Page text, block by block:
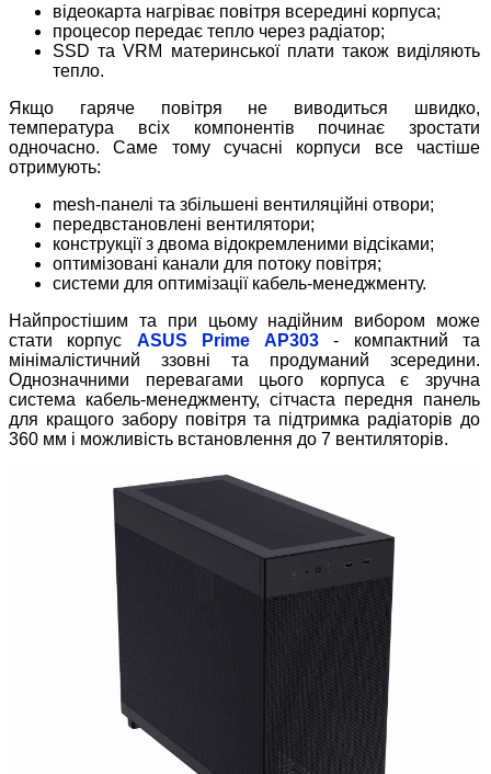
відеокарта нагріває повітря всередині корпуса;
процесор передає тепло через радіатор;
SSD та VRM материнської плати також виділяють
тепло.
Якщо гаряче повітря не виводиться швидко,
температура всіх компонентів починає зростати
одночасно. Саме тому сучасні корпуси все частіше
отримують:
mesh-панелі та збільшені вентиляційні отвори;
передвстановлені вентилятори;
конструкції з двома відокремленими відсіками;
оптимізовані канали для потоку повітря;
системи для оптимізації кабель-менеджменту.
Найпростішим та при цьому надійним вибором може
стати корпус ASUS Prime AP303- компактний та
мінімалістичний ззовні та продуманий зсередини.
Однозначними перевагами цього корпуса є зручна
система кабель-менеджменту, сітчаста передня панель
для кращого забору повітря та підтримка радіаторів до
360 мм і можливість встановлення до 7 вентиляторів.